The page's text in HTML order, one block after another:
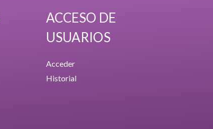
ACCESO DE
USUARIOS
Acceder
Historial